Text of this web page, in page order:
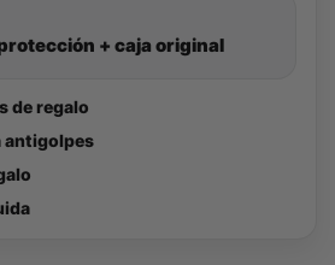
+ caja original
de regalo
antigolpes